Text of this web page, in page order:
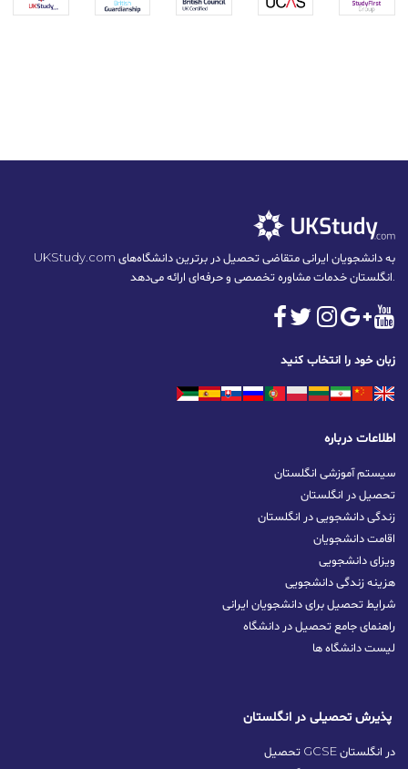
UKStudy.com به دانشجویان ایرانی متقاضی تحصیل در برترین دانشگاه‌های
انگلستان خدمات مشاوره تخصصی و حرفه‌ای ارائه می‌دهد.
زبان خود را انتخاب کنید
اطلاعات درباره
سیستم آموزشی انگلستان
تحصیل در انگلستان
زندگی دانشجویی در انگلستان
اقامت دانشجویان
ویزای دانشجویی
هزینه زندگی دانشجویی
شرایط تحصیل برای دانشجویان ایرانی
راهنمای جامع تحصیل در دانشگاه
لیست دانشگاه ها
پذیرش تحصیلی در انگلستان
تحصیل GCSE در انگلستان